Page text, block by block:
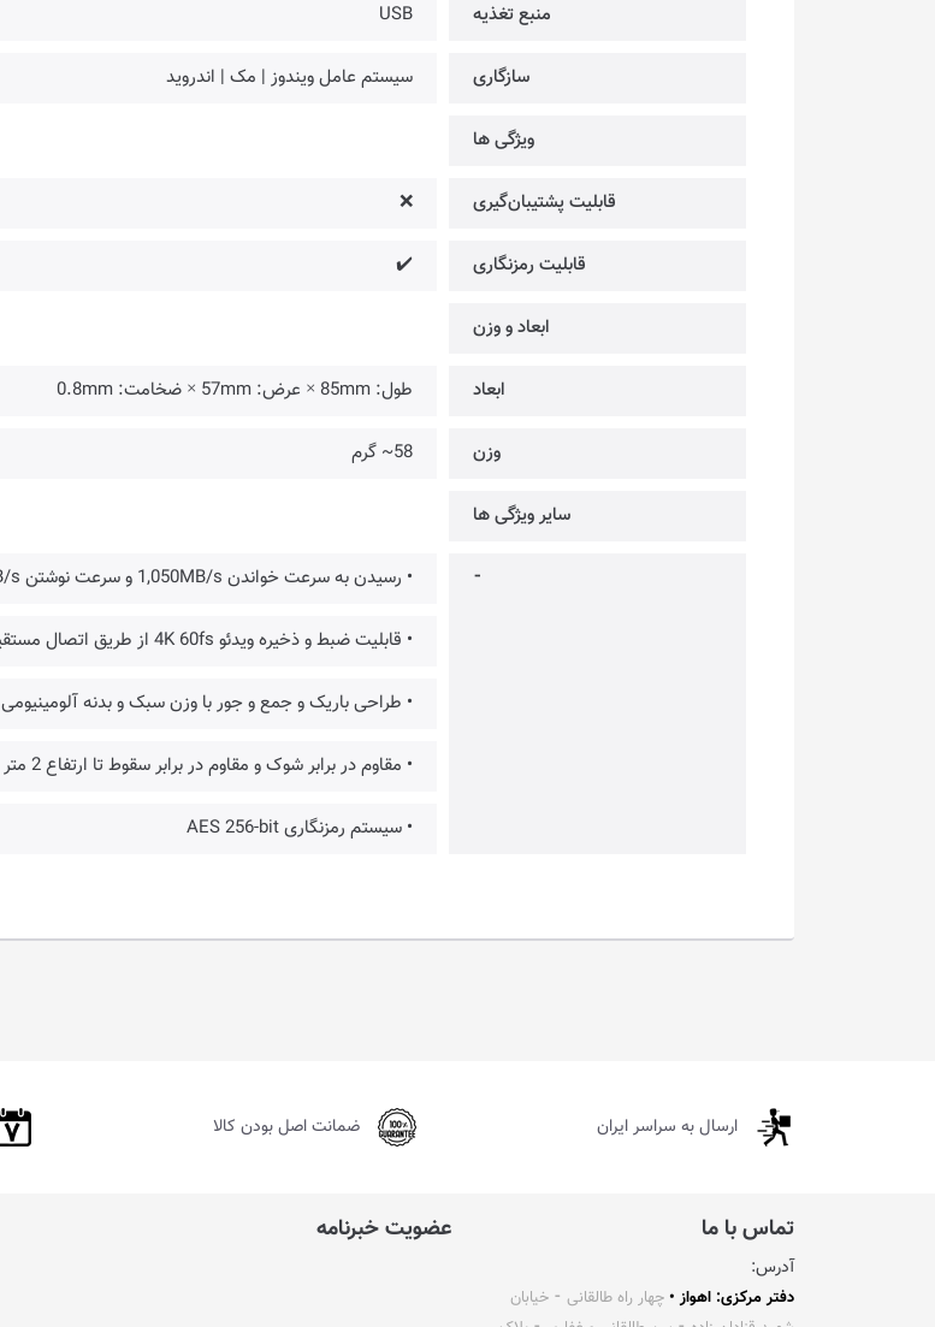
منبع تغذیه USB
سازگاری سیستم عامل ویندوز | مک | اندروید
ویژگی ها
قابلیت پشتیبان‌گیری ❌
قابلیت رمزنگاری ✔️
ابعاد و وزن
ابعاد طول: 85mm × عرض: 57mm × ضخامت: 0.8mm
وزن 58~ گرم
سایر ویژگی‌ ها
⁃ • رسیدن به سرعت خواندن 1,050MB/s و سرعت نوشتن 1,000MB/s به واسطه استفاده از رابط PCIe NVMe
• قابلیت ضبط و ذخیره ویدئو 4K 60fs از طریق اتصال مستقیم به دوربین فیلمبرداری یا تلفن همراه
• طراحی باریک و جمع و جور با وزن سبک و بدنه آلومینیومی
• مقاوم در برابر شوک و مقاوم در برابر سقوط تا ارتفاع 2 متر
• سیستم رمزنگاری AES 256-bit
ارسال به سراسر ایران ضمانت اصل بودن کالا
تماس با ما
آدرس:
دفتر مرکزی: اهواز • چهار راه طالقانی ⁃ خیابان
عضویت خبرنامه